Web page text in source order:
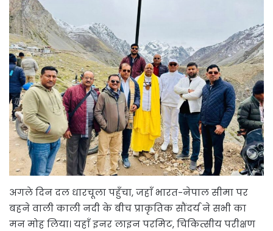
अगले दिन दल धारचूला पहुँचा, जहाँ भारत-नेपाल सीमा पर
बहने वाली काली नदी के बीच प्राकृतिक सौंदर्य ने सभी का
मन मोह लिया। यहाँ इनर लाइन परमिट, चिकित्सीय परीक्षण